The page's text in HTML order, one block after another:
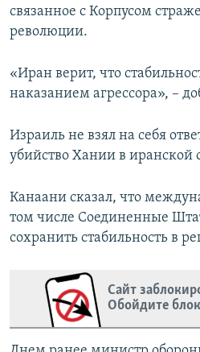
связанное с Корпусом
революции.
«Иран верит, что
наказанием агрессора», –
Израиль не взял на себя
убийство Хании в иранской
Канаани сказал, что
том числе Соединенные
сохранить стабильность в
Сайт
Обойдите